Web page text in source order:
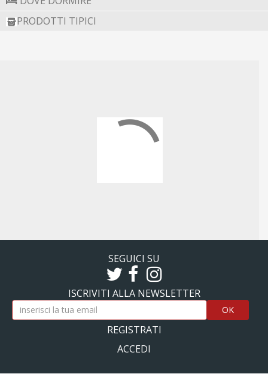
PRODOTTI TIPICI
SEGUICI SU
ISCRIVITI ALLA NEWSLETTER
OK
REGISTRATI
ACCEDI